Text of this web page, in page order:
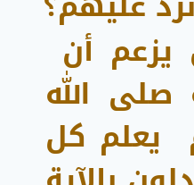
أن
الله
يعلم كل